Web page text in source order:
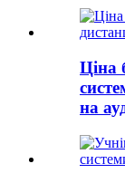
Ціна
на